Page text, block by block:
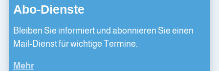
Abo-Dienste
Bleiben Sie informiert und abonnieren Sie einen
Mail-Dienst für wichtige Termine.
Mehr